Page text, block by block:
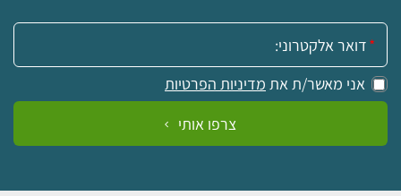
אימייל:
אני מאשר/ת את מדיניות הפרטיות
צרפו אותי